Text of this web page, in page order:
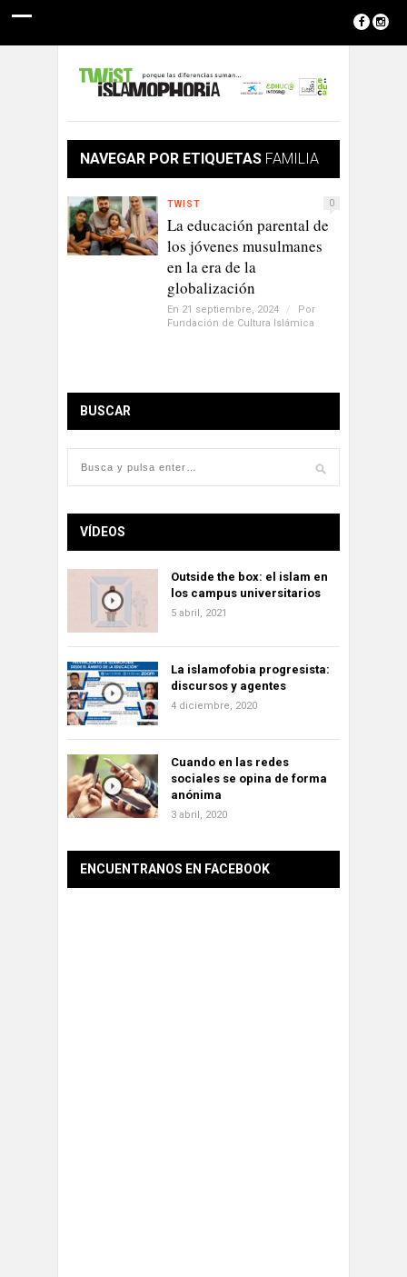
NAVEGAR POR ETIQUETAS FAMILIA
TWIST 0
La educación parental de
los jóvenes musulmanes
en la era de la
globalización
En 21 septiembre, 2024 /
Por
Fundación de Cultura Islámica
BUSCAR
VÍDEOS
Outside the box: el islam en
los campus universitarios
5 abril, 2021
La islamofobia progresista:
discursos y agentes
4 diciembre, 2020
Cuando en las redes
sociales se opina de forma
anónima
3 abril, 2020
ENCUENTRANOS EN FACEBOOK